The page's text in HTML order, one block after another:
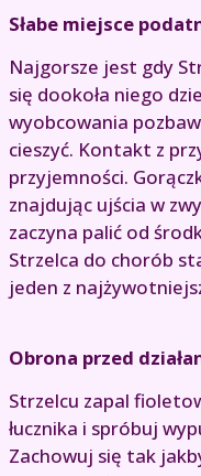
Słabe miejsce
Najgorsze jest gdy
się dookoła niego
wyobcowania
cieszyć. Kontakt z
przyjemności.
znajdując ujścia w
zaczyna palić od
Strzelca do chorób
jeden z
Obrona przed
Strzelcu zapal
łucznika i spróbuj
Zachowuj się tak